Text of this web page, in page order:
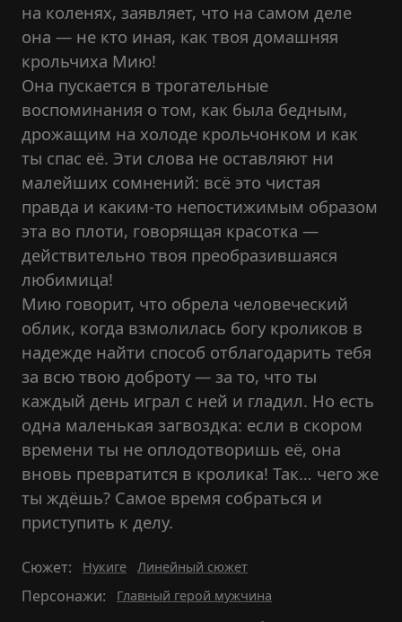
на коленях, заявляет, что на самом деле
она — не кто иная, как твоя домашняя
крольчиха Мию!
Она пускается в трогательные
воспоминания о том, как была бедным,
дрожащим на холоде крольчонком и как
ты спас её. Эти слова не оставляют ни
малейших сомнений: всё это чистая
правда и каким-то непостижимым образом
эта во плоти, говорящая красотка —
действительно твоя преобразившаяся
любимица!
Мию говорит, что обрела человеческий
облик, когда взмолилась богу кроликов в
надежде найти способ отблагодарить тебя
за всю твою доброту — за то, что ты
каждый день играл с ней и гладил. Но есть
одна маленькая загвоздка: если в скором
времени ты не оплодотворишь её, она
вновь превратится в кролика! Так… чего же
ты ждёшь? Самое время собраться и
приступить к делу.
Сюжет: Нукиге Линейный сюжет
Персонажи: Главный герой мужчина